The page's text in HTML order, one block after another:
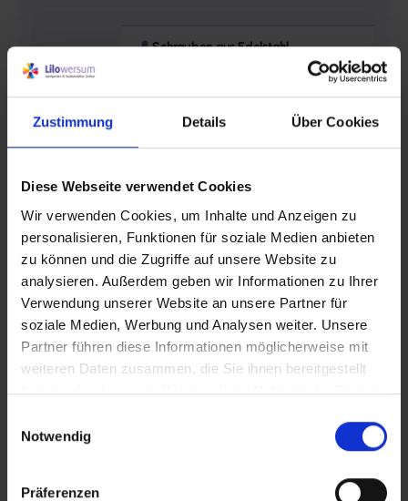
Zustimmung Details Über Cookies
Diese Webseite verwendet Cookies
Wir verwenden Cookies, um Inhalte und Anzeigen zu
personalisieren, Funktionen für soziale Medien anbieten
zu können und die Zugriffe auf unsere Website zu
analysieren. Außerdem geben wir Informationen zu Ihrer
Verwendung unserer Website an unsere Partner für
soziale Medien, Werbung und Analysen weiter. Unsere
Partner führen diese Informationen möglicherweise mit
weiteren Daten zusammen, die Sie ihnen bereitgestellt
haben oder die sie im Rahmen Ihrer Nutzung der Dienste
Datenschutzbestimmung
Notwendig
Präferenzen
Schrauben aus Edelstahl
Verbindungselemente wie Schrauben,
rostfreiem
Verschlussschrauben aus
spritzgegossenem Polyamid.
Garantie
10 Jahre Garantiedeckt alle während der
Nutzung auftretenden Mängel ab, die auf
Fertigungsfehler bei Elementen aus HPL,
HDPE, Edelstahl sowie feuerverzinktem
Stahl zurückzuführen sind. *Weitere Details
siehe AGB.
mit einer
CNC-Verfahren gefertigt. Die Seitenteile